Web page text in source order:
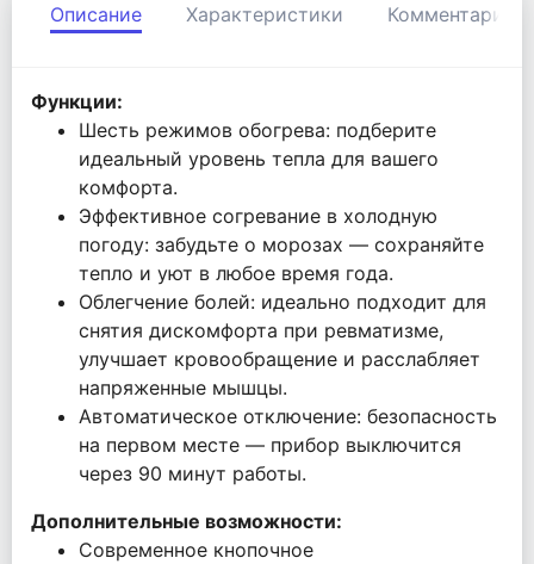
Описание Характеристики Комментарии
Функции:
Шесть режимов обогрева: подберите
идеальный уровень тепла для вашего
комфорта.
Эффективное согревание в холодную
погоду: забудьте о морозах — сохраняйте
тепло и уют в любое время года.
Облегчение болей: идеально подходит для
снятия дискомфорта при ревматизме,
улучшает кровообращение и расслабляет
напряженные мышцы.
Автоматическое отключение: безопасность
на первом месте — прибор выключится
через 90 минут работы.
Дополнительные возможности:
Современное кнопочное